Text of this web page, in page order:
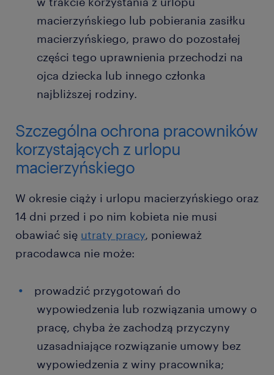
macierzyńskiego lub pobierania zasiłku
macierzyńskiego, prawo do pozostałej
części tego uprawnienia przechodzi na
ojca dziecka lub innego członka
najbliższej rodziny.
Szczególna ochrona pracowników
korzystających z urlopu
macierzyńskiego
W okresie ciąży i urlopu macierzyńskiego oraz
14 dni przed i po nim kobieta nie musi
obawiać się utraty pracy, ponieważ
pracodawca nie może:
prowadzić przygotowań do
wypowiedzenia lub rozwiązania umowy o
pracę, chyba że zachodzą przyczyny
uzasadniające rozwiązanie umowy bez
wypowiedzenia z winy pracownika;